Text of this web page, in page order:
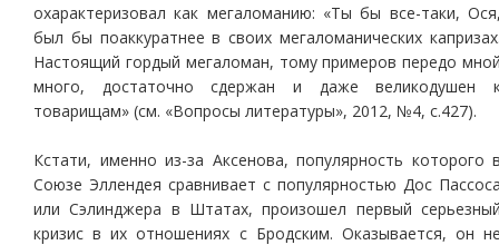
охарактеризовал как мегаломанию: «Ты бы все-таки,
был бы поаккуратнее в своих мегаломанических
Настоящий гордый мегаломан, тому примеров передо
много, достаточно сдержан и даже великодушен
товарищам» (см. «Вопросы литературы», 2012, №4, с.427).
Кстати, именно из-за Аксенова, популярность которого
Союзе Эллендея сравнивает с популярностью Дос
или Сэлинджера в Штатах, произошел первый
кризис в их отношениях с Бродским. Оказывается, он